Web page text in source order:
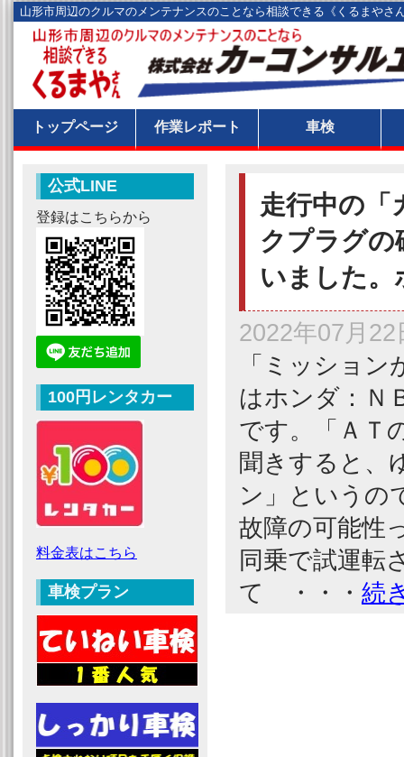
山形市周辺のクルマのメンテナンスのことなら相談できる《くるまや
トップページ 作業レポート 車検
走行中の「
クプラグの
いました。
2022年07月22
「ミッショ
はホンダ：Ｎ
です。「ＡＴ
聞きすると、
ン」というの
故障の可能性
同乗で試運転
て ・・・ 続
公式LINE
登録はこちらから
100円レンタカー
料金表はこちら
車検プラン